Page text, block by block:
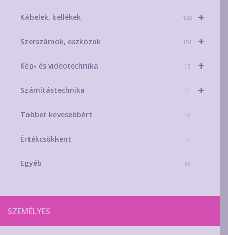
+
Kábelek, kellékek 132
+
Szerszámok, eszközök 151
+
Kép- és videotechnika 12
+
Számítástechnika 11
Többet kevesebbért 16
Értékcsökkent 7
Egyéb 33
SZEMÉLYES